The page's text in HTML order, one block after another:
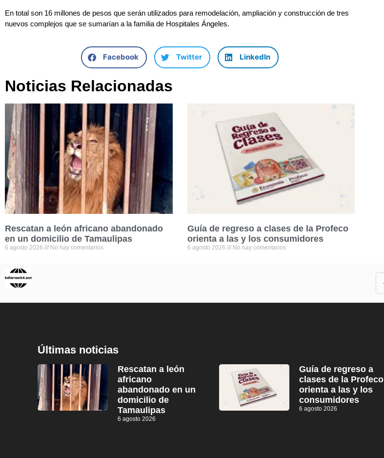
En total son 16 millones de pesos que serán utilizados para remodelación, ampliación y construcción de tres
nuevos complejos que se sumarían a la familia de Hospitales Ángeles.
Facebook Twitter LinkedIn
Noticias Relacionadas
Rescatan a león africano abandonado
en un domicilio de Tamaulipas
6 agosto 2026 No hay comentarios
Guía de regreso a clases de la Profeco
orienta a las y los consumidores
6 agosto 2026 No hay comentarios
Últimas noticias
Rescatan a león
africano
abandonado en un
domicilio de
Tamaulipas
6 agosto 2026
Guía de regreso a
clases de la Profeco
orienta a las y los
consumidores
6 agosto 2026